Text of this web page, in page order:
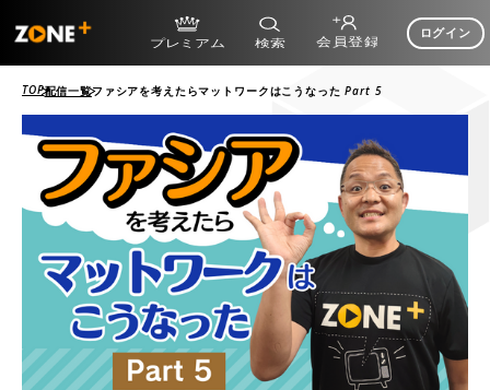
ログイン
TOP配信一覧ファシアを考えたらマットワークはこうなった Part 5